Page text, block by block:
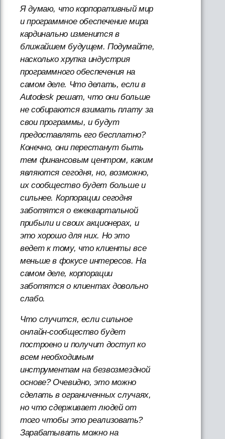
Я думаю, что корпоративный мир
и программное обеспечение мира
кардинально изменится в
ближайшем будущем. Подумайте,
насколько хрупка индустрия
программного обеспечения на
самом деле. Что делать, если в
Autodesk решат, что они больше
не собираются взимать плату за
свои программы, и будут
предоставлять его бесплатно?
Конечно, они перестанут быть
тем финансовым центром, каким
являются сегодня, но, возможно,
их сообщество будет больше и
сильнее. Корпорации сегодня
заботятся о ежеквартальной
прибыли и своих акционерах, и
это хорошо для них. Но это
ведет к тому, что клиенты все
меньше в фокусе интересов. На
самом деле, корпорации
заботятся о клиентах довольно
слабо.
Что случится, если сильное
онлайн-сообщество будет
построено и получит доступ ко
всем необходимым
инструментам на безвозмездной
основе? Очевидно, это можно
сделать в ограниченных случаях,
но что сдерживает людей от
того чтобы это реализовать?
Зарабатывать можно на